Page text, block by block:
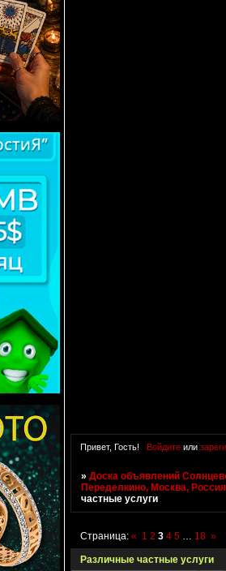
Привет, Гость! Войдитеили
»Доска объявлений
Переделкино, Москва, Россия
частные услуги
Различные частные услуги
Страница:« 1 2 3 4 5 … 18 »